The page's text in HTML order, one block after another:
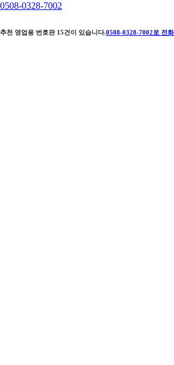
0508-0328-7002
추천 영업용 번호판 15건이 있습니다.0508-0328-7002 로 전